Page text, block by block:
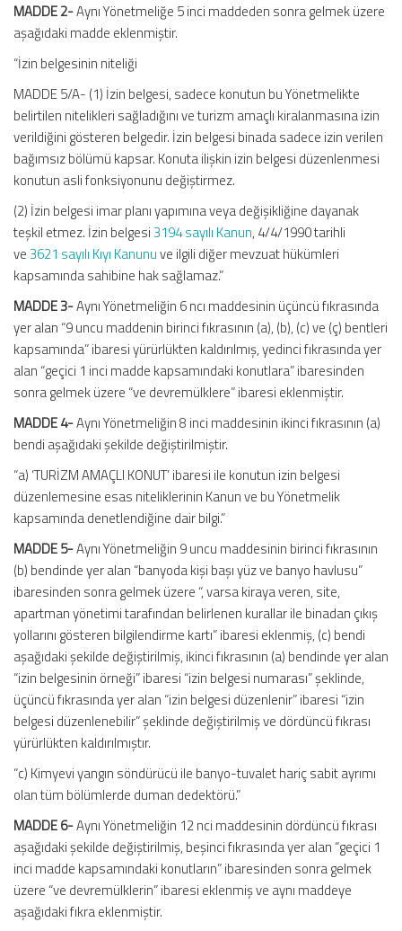
MADDE 2-Aynı Yönetmeliğe 5 inci maddeden sonra gelmek üzere
aşağıdaki madde eklenmiştir.
“İzin belgesinin niteliği
MADDE 5/A- (1) İzin belgesi, sadece konutun bu Yönetmelikte
belirtilen nitelikleri sağladığını ve turizm amaçlı kiralanmasına izin
verildiğini gösteren belgedir. İzin belgesi binada sadece izin verilen
bağımsız bölümü kapsar. Konuta ilişkin izin belgesi düzenlenmesi
konutun asli fonksiyonunu değiştirmez.
(2) İzin belgesi imar planı yapımına veya değişikliğine dayanak
teşkil etmez. İzin belgesi 3194 sayılı Kanun, 4/4/1990 tarihli
ve 3621 sayılı Kıyı Kanunuve ilgili diğer mevzuat hükümleri
kapsamında sahibine hak sağlamaz.”
MADDE 3-Aynı Yönetmeliğin 6 ncı maddesinin üçüncü fıkrasında
yer alan “9 uncu maddenin birinci fıkrasının (a), (b), (c) ve (ç) bentleri
kapsamında” ibaresi yürürlükten kaldırılmış, yedinci fıkrasında yer
alan “geçici 1 inci madde kapsamındaki konutlara” ibaresinden
sonra gelmek üzere “ve devremülklere” ibaresi eklenmiştir.
MADDE 4-Aynı Yönetmeliğin 8 inci maddesinin ikinci fıkrasının (a)
bendi aşağıdaki şekilde değiştirilmiştir.
“a) ‘TURİZM AMAÇLI KONUT’ ibaresi ile konutun izin belgesi
düzenlemesine esas niteliklerinin Kanun ve bu Yönetmelik
kapsamında denetlendiğine dair bilgi.”
MADDE 5-Aynı Yönetmeliğin 9 uncu maddesinin birinci fıkrasının
(b) bendinde yer alan “banyoda kişi başı yüz ve banyo havlusu”
ibaresinden sonra gelmek üzere “, varsa kiraya veren, site,
apartman yönetimi tarafından belirlenen kurallar ile binadan çıkış
yollarını gösteren bilgilendirme kartı” ibaresi eklenmiş, (c) bendi
aşağıdaki şekilde değiştirilmiş, ikinci fıkrasının (a) bendinde yer alan
“izin belgesinin örneği” ibaresi “izin belgesi numarası” şeklinde,
üçüncü fıkrasında yer alan “izin belgesi düzenlenir” ibaresi “izin
belgesi düzenlenebilir” şeklinde değiştirilmiş ve dördüncü fıkrası
yürürlükten kaldırılmıştır.
“c) Kimyevi yangın söndürücü ile banyo-tuvalet hariç sabit ayrımı
olan tüm bölümlerde duman dedektörü.”
MADDE 6-Aynı Yönetmeliğin 12 nci maddesinin dördüncü fıkrası
aşağıdaki şekilde değiştirilmiş, beşinci fıkrasında yer alan “geçici 1
inci madde kapsamındaki konutların” ibaresinden sonra gelmek
üzere “ve devremülklerin” ibaresi eklenmiş ve aynı maddeye
aşağıdaki fıkra eklenmiştir.